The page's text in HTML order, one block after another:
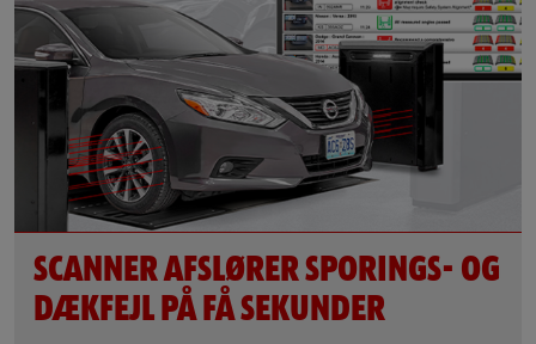
SCANNER AFSLØRER SPORINGS- OG
DÆKFEJL PÅ FÅ SEKUNDER